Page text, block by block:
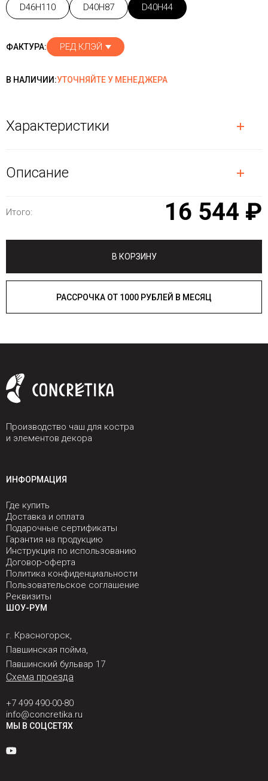
D46H110 D40H87 D40H44
ФАКТУРА: РЕД КЛЭЙ
В НАЛИЧИИ:УТОЧНЯЙТЕ У МЕНЕДЖЕРА
Характеристики
Описание
Итого: 16 544 ₽
В КОРЗИНУ
РАССРОЧКА ОТ 1000 РУБЛЕЙ В МЕСЯЦ
Производство чаш для костра
и элементов декора
ИНФОРМАЦИЯ
Где купить
Доставка и оплата
Подарочные сертификаты
Гарантия на продукцию
Инструкция по использованию
Договор-оферта
Политика конфиденциальности
Пользовательское соглашение
Реквизиты
ШОУ-РУМ
г. Красногорск,
Павшинская пойма,
Павшинский бульвар 17
Схема проезда
+7 499 490-00-80
info@concretika.ru
МЫ В СОЦСЕТЯХ